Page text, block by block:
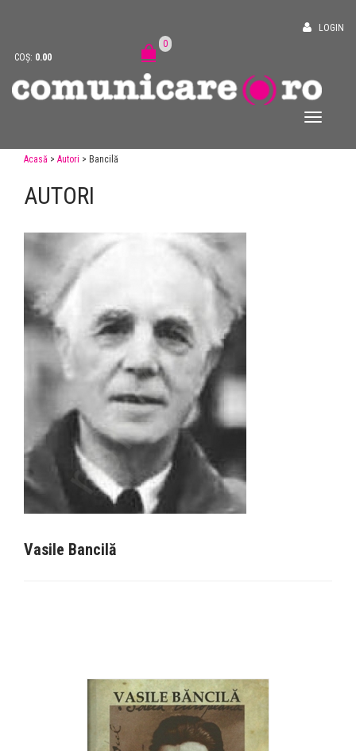
LOGIN
COȘ: 0.00
0
Acasă > Autori > Bancilă
AUTORI
Vasile Bancilă